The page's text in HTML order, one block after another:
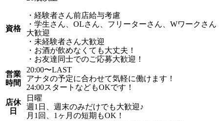
資格
・経験者さん前店給与考慮
・学生さん、OLさん、フリーターさん、Wワークさん
大歓迎
・未経験者さん大歓迎
・お酒が飲めなくても大丈夫！
・お友達同士でのご応募大歓迎！
営業
時間
20:00〜LAST
アナタの予定に合わせて気軽に働けます！
24:00スタートなどもOKです！
店休
日
日曜
週1日、週末のみだけでも大歓迎♪
月1回、1ヶ月の短期もOK！